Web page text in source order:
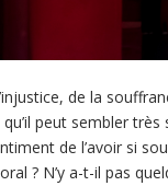
de la
qu’il peut sembler
de l’avoir si
? N’y a-t-il pas